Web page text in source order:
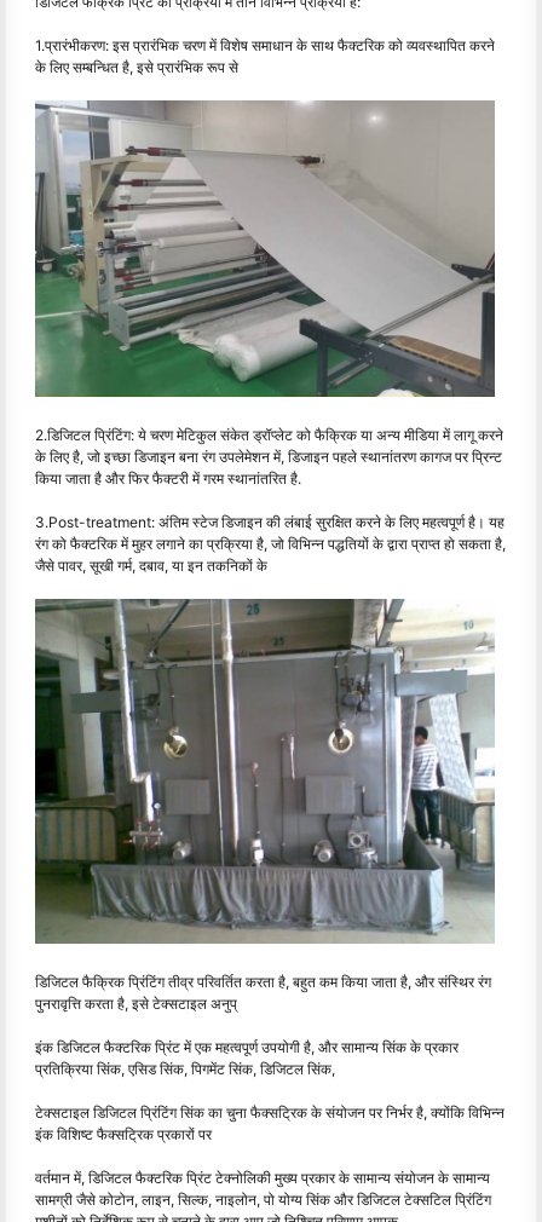
1.प्रारंभीकरण: इस प्रारंभिक चरण में विशेष समाधान के साथ फैक्टरिक को व्यवस्थापित करने
के लिए सम्बन्धित है, इसे प्रारंभिक रूप से
2.डिजिटल प्रिंटिंग: ये चरण मेटिकुल संकेत ड्रॉप्लेट को फैक्रिक या अन्य मीडिया में लागू करने
के लिए है, जो इच्छा डिजाइन बना रंग उपलेमेशन में, डिजाइन पहले स्थानांतरण कागज पर प्रिन्ट
किया जाता है और फिर फैक्टरी में गरम स्थानांतरित है.
3.Post-treatment: अंतिम स्टेज डिजाइन की लंबाई सुरक्षित करने के लिए महत्वपूर्ण है। यह
रंग को फैक्टरिक में मुहर लगाने का प्रक्रिया है, जो विभिन्न पद्धतियों के द्वारा प्राप्त हो सकता है,
जैसे पावर, सूखी गर्म, दबाव, या इन तकनिकों के
डिजिटल फैक्रिक प्रिंटिंग तीव्र परिवर्तित करता है, बहुत कम किया जाता है, और संस्थिर रंग
पुनरावृत्ति करता है, इसे टेक्सटाइल अनुप्
इंक डिजिटल फैक्टरिक प्रिंट में एक महत्वपूर्ण उपयोगी है, और सामान्य सिंक के प्रकार
प्रतिक्रिया सिंक, एसिड सिंक, पिगमेंट सिंक, डिजिटल सिंक,
टेक्सटाइल डिजिटल प्रिंटिंग सिंक का चुना फैक्सट्रिक के संयोजन पर निर्भर है, क्योंकि विभिन्न
इंक विशिष्ट फैक्सट्रिक प्रकारों पर
वर्तमान में, डिजिटल फैक्टरिक प्रिंट टेक्नोलिकी मुख्य प्रकार के सामान्य संयोजन के सामान्य
सामग्री जैसे कोटोन, लाइन, सिल्क, नाइलोन, पो योग्य सिंक और डिजिटल टेक्सटिल प्रिंटिंग